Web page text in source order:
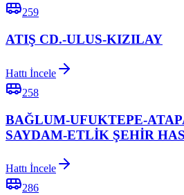
259
ATIŞ CD.-ULUS-KIZILAY
Hattı İncele
258
BAĞLUM-UFUKTEPE-
SAYDAM-ETLİK ŞEHİR
Hattı İncele
286